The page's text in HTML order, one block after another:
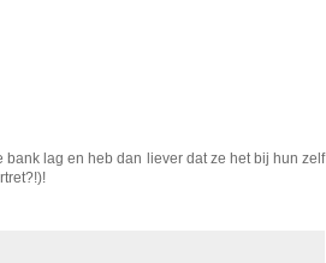
lag en heb dan liever dat ze het bij hun zelf